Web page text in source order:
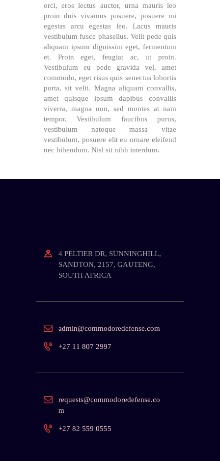
orci, eros lectus auctor, urna mauris leo
proin duis vivamus posuere, posuere mi
egestas arcu egestas leo. Lacus mauris
vestibulum fusce phasellus. Velit pede quis
aliquam ipsum dignissim eget, fermentum
et. Proin eget, feugiat ac, ut proin.
Vestibulum eu pede gravida vel, amet
commodo, eget risus quis senectus lobortis
porta, sit velit. Magna aliquam convallis,
amet quisque ipsum dapibus convallis
viverra, magna non, sed montes at nam
tempor. Vestibulum faucibus purus,
vestibulum natoque massa vitae
vestibulum, posuere elit eu ornare eleifend
nec bibendum. Nisl sit nibh interdum.
4 PELTIER DR, SUNNINGHILL,
SANDTON, 2157, GAUTENG,
SOUTH AFRICA
admin@commodoredefense.com
+27 11 807 2997
requests@commodoredefense.co
m
+27 82 559 0555